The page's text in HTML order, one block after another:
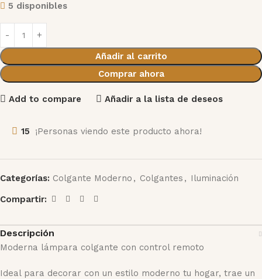
5 disponibles
Añadir al carrito
Comprar ahora
Add to compare Añadir a la lista de deseos
15 ¡Personas viendo este producto ahora!
Categorías: Colgante Moderno , Colgantes , Iluminación
Compartir:
Descripción
Moderna lámpara colgante con control remoto
Ideal para decorar con un estilo moderno tu hogar, trae un